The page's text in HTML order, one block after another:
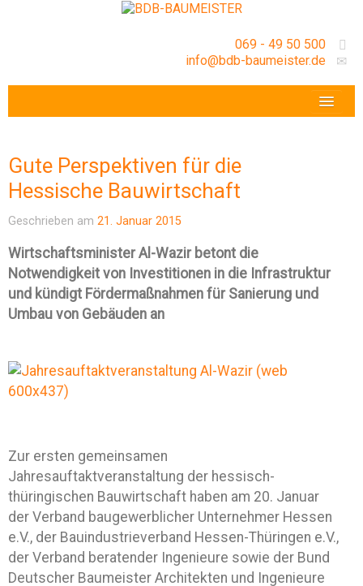
069 - 49 50 500
info@bdb-baumeister.de
GESCHÄFTSSTELLE
Gute Perspektiven für die
Hessische Bauwirtschaft
Geschrieben am 21. Januar 2015
Wirtschaftsminister Al-Wazir betont die
Notwendigkeit von Investitionen in die Infrastruktur
und kündigt Fördermaßnahmen für Sanierung und
Umbau von Gebäuden an
Zur ersten gemeinsamen
Jahresauftaktveranstaltung der hessisch-
thüringischen Bauwirtschaft haben am 20. Januar
der Verband baugewerblicher Unternehmer Hessen
e.V., der Bauindustrieverband Hessen-Thüringen e.V.,
der Verband beratender Ingenieure sowie der Bund
Deutscher Baumeister Architekten und Ingenieure